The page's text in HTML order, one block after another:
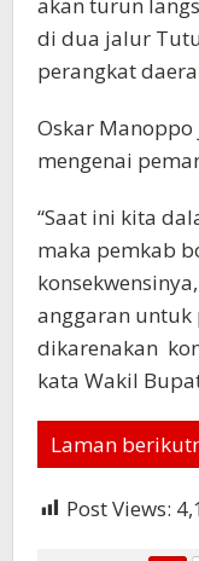
di dua jalur
perangkat
Oskar
mengenai
“Saat ini kita
maka pemkab
anggaran untuk
dikarenakan
kata Wakil
Laman
Post Views: